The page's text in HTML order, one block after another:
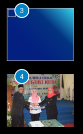
3
4